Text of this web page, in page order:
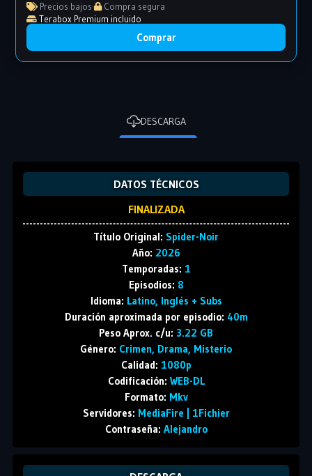
Precios bajos·
Compra segura
Terabox Premium incluido
Comprar
DESCARGA
DATOS TÉCNICOS
FINALIZADA
Título Original: Spider-Noir
Año: 2026
Temporadas: 1
Episodios: 8
Idioma: Latino, Inglés + Subs
Duración aproximada por episodio: 40m
Peso Aprox. c/u: 3.22 GB
Género: Crimen, Drama, Misterio
Calidad: 1080p
Codificación: WEB-DL
Formato: Mkv
Servidores: MediaFire | 1Fichier
Contraseña: Alejandro